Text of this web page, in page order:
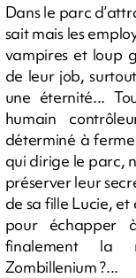
Dans le parc
sait mais les
vampires et loup
de leur job,
une éternité...
humain
déterminé à
qui dirige le parc,
préserver leur
de sa fille Lucie,
pour échapper
finalement la
Zombillenium ?...